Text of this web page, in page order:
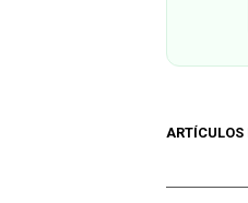
ARTÍCULOS